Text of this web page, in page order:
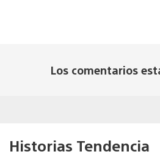
Los comentarios
Historias Tendencia